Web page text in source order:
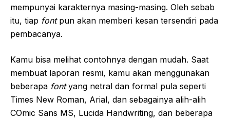
mempunyai karakternya masing-masing. Oleh sebab
itu, tiap font pun akan memberi kesan tersendiri pada
pembacanya.
Kamu bisa melihat contohnya dengan mudah. Saat
membuat laporan resmi, kamu akan menggunakan
beberapa fontyang netral dan formal pula seperti
Times New Roman, Arial, dan sebagainya alih-alih
COmic Sans MS, Lucida Handwriting, dan beberapa